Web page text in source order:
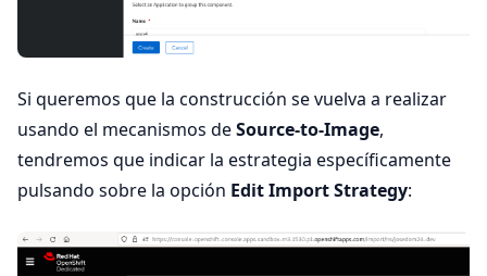
Si queremos que la construcción se vuelva a realizar
usando el mecanismos deSource-to-Image,
tendremos que indicar la estrategia específicamente
pulsando sobre la opción Edit Import Strategy: